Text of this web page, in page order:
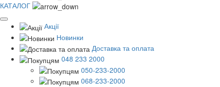
КАТАЛОГ
Акції
Новинки
Доставка та оплата
048 233 2000
050-233-2000
068-233-2000